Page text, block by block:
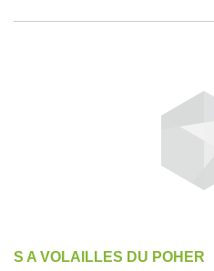
S A VOLAILLES DU POHER